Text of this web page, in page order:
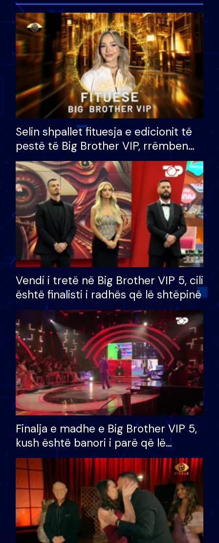
Selin shpallet fituesja e edicionit të
pestë të Big Brother VIP, rrëmben
çmimin e madh prej 100 mijë eurosh
Vendi i tretë në Big Brother VIP 5, cili
është finalisti i radhës që lë shtëpinë
Finalja e madhe e Big Brother VIP 5,
kush është banori i parë që lë
shtëpinë dhe humb mundësinë për
të fituar çmimin e madh